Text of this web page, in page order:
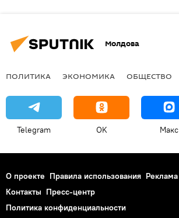
Молдова
ПОЛИТИКА ЭКОНОМИКА ОБЩЕСТВО
Telegram OK Макс
О проекте Правила использования Реклама
Контакты Пресс-центр
Политика конфиденциальности